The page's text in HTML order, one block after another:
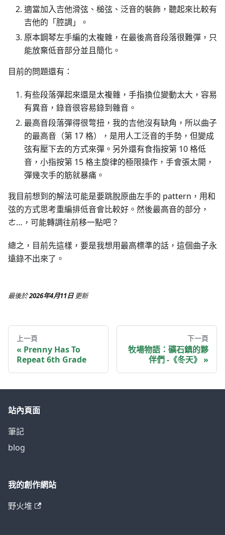
適當加入吉他滑弦、槌弦、泛音的裝飾，聽起來比較有
吉他的「腔調」。
原本鋼琴左手編的太複雜，在最後高音段落很難彈，只
能放棄低音部分並且簡化。
目前的問題還有：
有些段落彈起來還是太複雜，手指換位變動太大，容易
有異音，錄音很容易錄到雜音。
最高音段落彈得很彆扭，我的吉他沒有缺角，所以曲子
的最高音（第 17 格），是用人工泛音的手勢，但變成
弦有壓下去的方式來彈。另外還有食指按第 10 格低
音，小指按第 15 格主旋律的極限操作，手會張太開，
彈幾次手的筋就暴痛。
我目前想到的解法可能是要跳脫原曲左手的 pattern，用和
弦的方式思考重編排低音會比較好。然後最高音的部分，
ㄜ…，可能轉調往前移一點吧？
總之，目前先這樣，要是我想用最高標準的話，這個曲子永
遠錄不出來了。
最後於2026年4月11日 更新
上一頁
Prenny Has To
Repeat 6th Grade
下一頁
牧場物語：礦石鎮的夥
伴們 -《冬天》
站內頁面
筆記
blog
我的創作網站
野火堆